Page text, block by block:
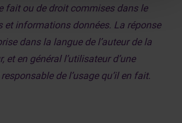
fait ou de droit commises dans le
et informations données. La réponse
dans la langue de l’auteur de la
et en général l’utilisateur d’une
de l’usage qu’il en fait.